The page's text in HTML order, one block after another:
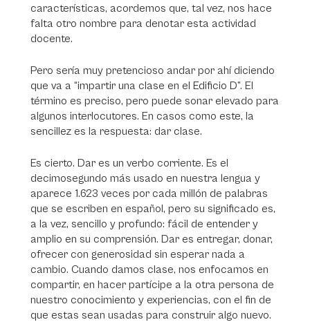
características, acordemos que, tal vez, nos hace
falta otro nombre para denotar esta actividad
docente.
Pero sería muy pretencioso andar por ahí diciendo
que va a “impartir una clase en el Edificio D”. El
término es preciso, pero puede sonar elevado para
algunos interlocutores. En casos como este, la
sencillez es la respuesta: dar clase.
Es cierto. Dar es un verbo corriente. Es el
decimosegundo más usado en nuestra lengua y
aparece 1.623 veces por cada millón de palabras
que se escriben en español, pero su significado es,
a la vez, sencillo y profundo: fácil de entender y
amplio en su comprensión. Dar es entregar, donar,
ofrecer con generosidad sin esperar nada a
cambio. Cuando damos clase, nos enfocamos en
compartir, en hacer partícipe a la otra persona de
nuestro conocimiento y experiencias, con el fin de
que estas sean usadas para construir algo nuevo.